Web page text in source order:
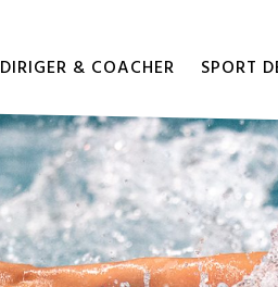
DIRIGER & COACHER SPORT